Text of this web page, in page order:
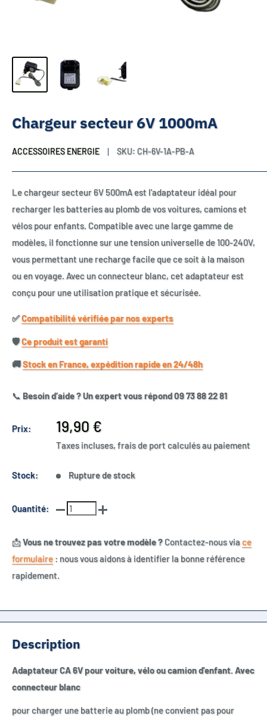
Chargeur secteur 6V 1000mA
ACCESSOIRES ENERGIE SKU: CH-6V-1A-PB-A
Le chargeur secteur 6V 500mA est l'adaptateur idéal pour
recharger les batteries au plomb de vos voitures, camions et
vélos pour enfants. Compatible avec une large gamme de
modèles, il fonctionne sur une tension universelle de 100-240V,
vous permettant une recharge facile que ce soit à la maison
ou en voyage. Avec un connecteur blanc, cet adaptateur est
conçu pour une utilisation pratique et sécurisée.
✅​Compatibilité vérifiée par nos experts
🛡️​Ce produit est garanti
🚚​Stock en France, expédition rapide en 24/48h
📞 Besoin d’aide ? Un expert vous répond 09 73 88 22 81
Prix:
Prix
réduit
19,90 €
Taxes incluses, frais de port calculés au paiement
Stock: Rupture de stock
Quantité:
📩Vous ne trouvez pas votre modèle ?Contactez-nous viace
formulaire : nous vous aidons à identifier la bonne référence
rapidement.
Description
Adaptateur CA 6V pour voiture, vélo ou camion d'enfant. Avec
connecteur blanc
pour charger une batterie au plomb (ne convient pas pour